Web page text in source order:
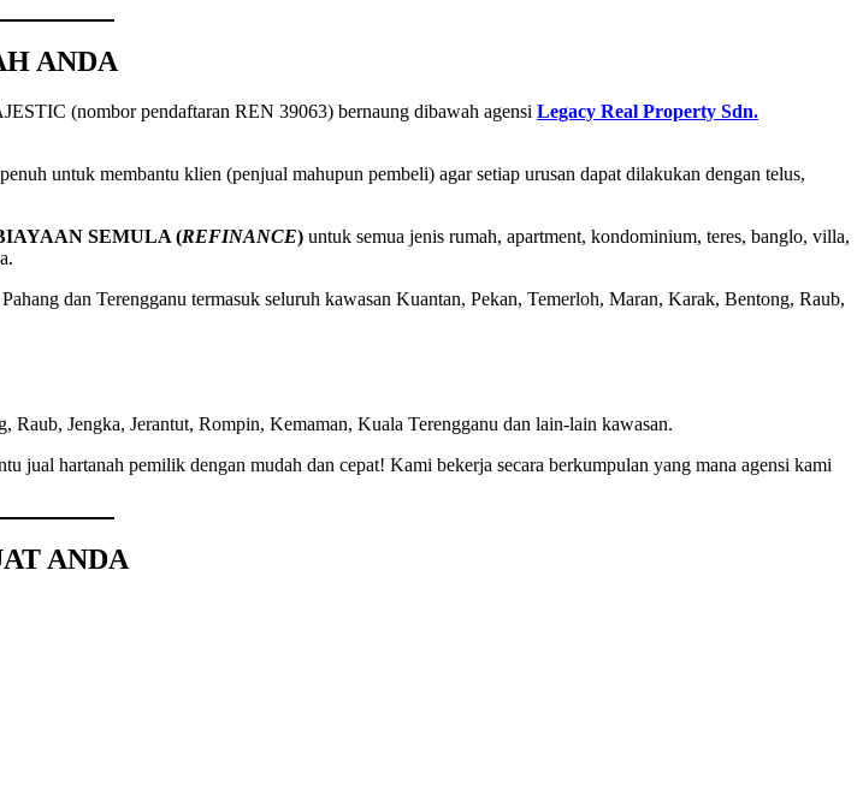
ANDA
(nombor pendaftaran REN 39063) bernaung dibawah agensi Legacy Real Property Sdn.
untuk membantu klien (penjual mahupun pembeli) agar setiap urusan dapat dilakukan dengan telus,
SEMULA (REFINANCE) untuk semua jenis rumah, apartment, kondominium, teres, banglo, villa,
dan Terengganu termasuk seluruh kawasan Kuantan, Pekan, Temerloh, Maran, Karak, Bentong, Raub,
Jengka, Jerantut, Rompin, Kemaman, Kuala Terengganu dan lain-lain kawasan.
hartanah pemilik dengan mudah dan cepat! Kami bekerja secara berkumpulan yang mana agensi kami
ANDA